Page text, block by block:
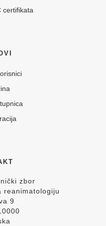
certifikata
zbor
reanimatologiju
9